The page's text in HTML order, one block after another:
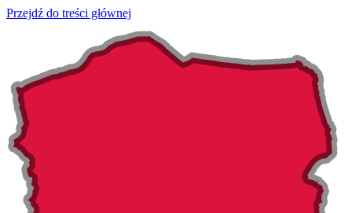
Przejdź do treści głównej